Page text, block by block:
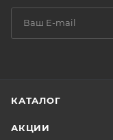
КАТАЛОГ
АКЦИИ